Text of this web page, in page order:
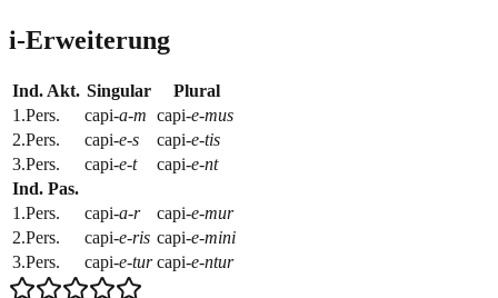
i-Erweiterung
Ind. Akt. Singular
Plural
1.Pers.
capi-a-m capi-e-mus
2.Pers.
capi-e-s capi-e-tis
3.Pers.
capi-e-t capi-e-nt
Ind. Pas.
1.Pers.
capi-a-r capi-e-mur
2.Pers.
capi-e-ris capi-e-mini
3.Pers.
capi-e-tur capi-e-ntur